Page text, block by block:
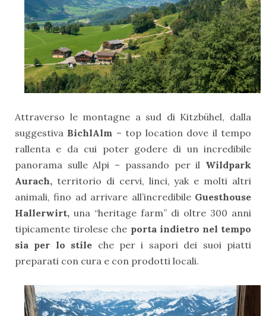
Attraverso le montagne a sud di Kitzbühel, dalla
suggestiva BichlAlm – top location dove il tempo
rallenta e da cui poter godere di un incredibile
panorama sulle Alpi – passando per il Wildpark
Aurach, territorio di cervi, linci, yak e molti altri
animali, fino ad arrivare all’incredibile Guesthouse
Hallerwirt, una “heritage farm” di oltre 300 anni
tipicamente tirolese che porta indietro nel tempo
sia per lo stile che per i sapori dei suoi piatti
preparati con cura e con prodotti locali.